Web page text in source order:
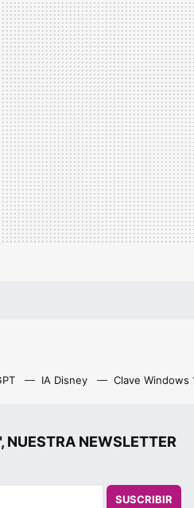
IA Disney Clave Windows
NEWSLETTER
SUSCRIBIR